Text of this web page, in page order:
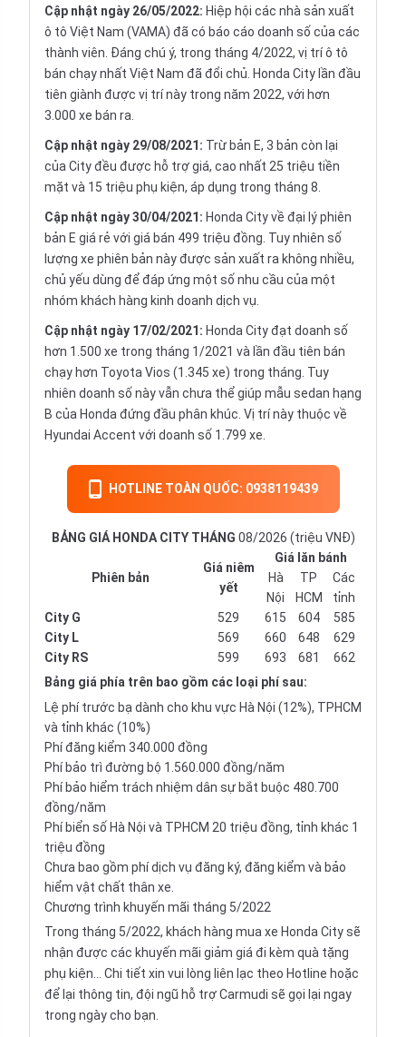
Cập nhật ngày 26/05/2022: Hiệp hội các nhà sản xuất
ô tô Việt Nam (VAMA) đã có báo cáo doanh số của các
thành viên. Đáng chú ý, trong tháng 4/2022, vị trí ô tô
bán chạy nhất Việt Nam đã đổi chủ. Honda City lần đầu
tiên giành được vị trí này trong năm 2022, với hơn
3.000 xe bán ra.
Cập nhật ngày 29/08/2021: Trừ bản E, 3 bản còn lại
của City đều được hỗ trợ giá, cao nhất 25 triệu tiền
mặt và 15 triệu phụ kiện, áp dụng trong tháng 8.
Cập nhật ngày 30/04/2021: Honda City về đại lý phiên
bản E giá rẻ với giá bán 499 triệu đồng. Tuy nhiên số
lượng xe phiên bản này được sản xuất ra không nhiều,
chủ yếu dùng để đáp ứng một số nhu cầu của một
nhóm khách hàng kinh doanh dịch vụ.
Cập nhật ngày 17/02/2021: Honda City đạt doanh số
hơn 1.500 xe trong tháng 1/2021 và lần đầu tiên bán
chạy hơn Toyota Vios (1.345 xe) trong tháng. Tuy
nhiên doanh số này vẫn chưa thể giúp mẫu sedan hạng
B của Honda đứng đầu phân khúc. Vị trí này thuộc về
Hyundai Accent với doanh số 1.799 xe.
HOTLINE TOÀN QUỐC: 0938119439
BẢNG GIÁ HONDA CITY THÁNG 08/2026 (triệu VNĐ)
Phiên bản
Giá niêm
yết
Giá lăn bánh
Hà
Nội
TP
HCM
Các
tỉnh
City G
529 615 604
585
City L
569 660 648
629
City RS
599 693 681
662
Bảng giá phía trên bao gồm các loại phí sau:
Lệ phí trước bạ dành cho khu vực Hà Nội (12%), TPHCM
và tỉnh khác (10%)
Phí đăng kiểm 340.000 đồng
Phí bảo trì đường bộ 1.560.000 đồng/năm
Phí bảo hiểm trách nhiệm dân sự bắt buộc 480.700
đồng/năm
Phí biển số Hà Nội và TPHCM 20 triệu đồng, tỉnh khác 1
triệu đồng
Chưa bao gồm phí dịch vụ đăng ký, đăng kiểm và bảo
hiểm vật chất thân xe.
Chương trình khuyến mãi tháng 5/2022
Trong tháng 5/2022, khách hàng mua xe Honda Citysẽ
nhận được các khuyến mãi giảm giá đi kèm quà tặng
phụ kiện... Chi tiết xin vui lòng liên lạc theo Hotline hoặc
để lại thông tin, đội ngũ hỗ trợ Carmudi sẽ gọi lại ngay
trong ngày cho bạn.